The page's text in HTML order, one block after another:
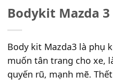
Bodykit Mazda 3
Body kit Mazda3 là phụ
muốn tân trang cho xe,
quyến rũ, mạnh mẽ.